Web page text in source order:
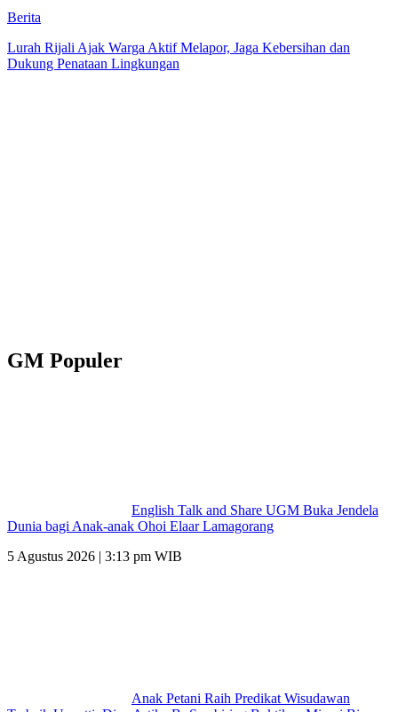
Berita
Lurah Rijali Ajak Warga Aktif Melapor, Jaga Kebersihan dan
Dukung Penataan Lingkungan
GM Populer
English Talk and Share UGM Buka Jendela
Dunia bagi Anak-anak Ohoi Elaar Lamagorang
5 Agustus 2026 | 3:13 pm WIB
Anak Petani Raih Predikat Wisudawan